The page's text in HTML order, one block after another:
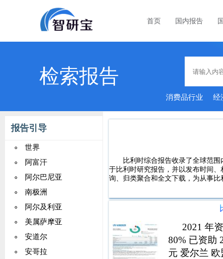
首页 国内报告
检索报告
消费品行业 经
能家居
报告引导
世界
阿富汗
阿尔巴尼亚
南极洲
阿尔及利亚
美属萨摩亚
安道尔
安哥拉
比利时综合报告收录了全球范
于比利时研究报告，并以发布时间
询、归类聚合和全文下载，为从事
2021 年
80% 已资助
元 爱尔兰